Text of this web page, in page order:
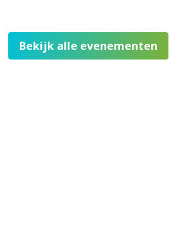
Bekijk alle evenementen